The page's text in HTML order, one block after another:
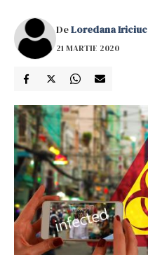
DeLoredana Iriciuc
21 MARTIE 2020